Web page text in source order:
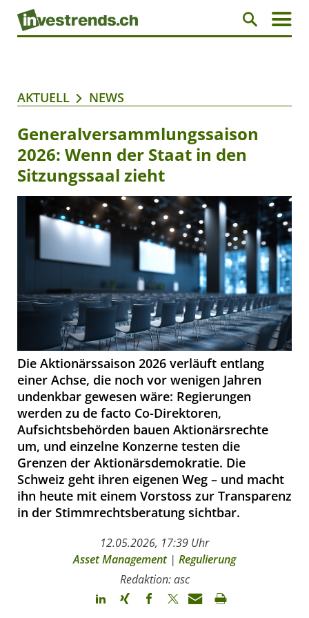
AKTUELL NEWS
Generalversammlungssaison
2026: Wenn der Staat in den
Sitzungssaal zieht
Die Aktionärssaison 2026 verläuft entlang
einer Achse, die noch vor wenigen Jahren
undenkbar gewesen wäre: Regierungen
werden zu de facto Co-Direktoren,
Aufsichtsbehörden bauen Aktionärsrechte
um, und einzelne Konzerne testen die
Grenzen der Aktionärsdemokratie. Die
Schweiz geht ihren eigenen Weg – und macht
ihn heute mit einem Vorstoss zur Transparenz
in der Stimmrechtsberatung sichtbar.
12.05.2026, 17:39 Uhr
Asset Management| Regulierung
Redaktion: asc